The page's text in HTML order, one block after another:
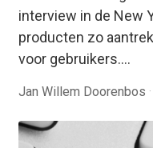
interview in de New
producten zo
voor gebruikers.…
Jan Willem Doorenbos ·